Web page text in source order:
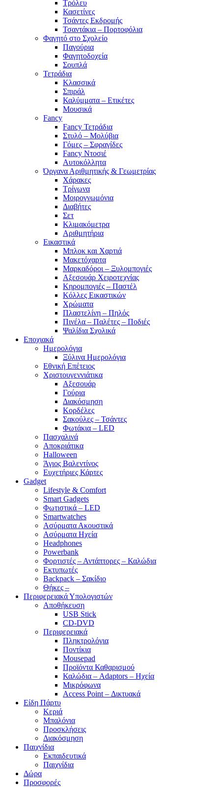
Τρόλευ
Κασετίνες
Τσάντες Εκδρομής
Τσαντάκια – Πορτοφόλια
Φαγητό στο Σχολείο
Παγούρια
Φαγητοδοχεία
Σουπλά
Τετράδια
Κλασσικά
Σπιράλ
Καλύμματα – Ετικέτες
Μουσικά
Fancy
Fancy Τετράδια
Στυλό – Μολύβια
Γόμες – Σφραγίδες
Fancy Ντοσιέ
Αυτοκόλλητα
Όργανα Αριθμητικής & Γεωμετρίας
Χάρακες
Τρίγωνα
Mοιρογνωμόνια
Διαβήτες
Σετ
Κλιμακόμετρα
Αριθμητήρια
Εικαστικά
Μπλοκ και Χαρτιά
Μακετόχαρτα
Μαρκαδόροι – Ξυλομπογιές
Αξεσουάρ Χειροτεχνίας
Κηρομπογιές – Παστέλ
Κόλλες Εικαστικών
Χρώματα
Πλαστελίνη – Πηλός
Πινέλα – Παλέτες – Ποδιές
Ψαλίδια Σχολικά
Εποχιακά
Ημερολόγια
Ξύλινα Ημερολόγια
Εθνική Επέτειος
Χριστουγεννιάτικα
Αξεσουάρ
Γούρια
Διακόσμηση
Κορδέλες
Σακούλες – Τσάντες
Φωτάκια – LED
Πασχαλινά
Αποκριάτικα
Halloween
Άγιος Βαλεντίνος
Ευχετήριες Κάρτες
Gadget
Lifestyle & Comfort
Smart Gadgets
Φωτιστικά – LED
Smartwatches
Ασύρματα Ακουστικά
Ασύρματα Ηχεία
Headphones
Powerbank
Φορτιστές – Αντάπτορες – Καλώδια
Εκτυπωτές
Backpack – Σακίδιο
Θήκες –
Περιφερειακά Υπολογιστών
Αποθήκευση
USB Stick
CD-DVD
Περιφερειακά
Πληκτρολόγια
Ποντίκια
Mousepad
Προϊόντα Καθαρισμού
Καλώδια – Adaptors – Ηχεία
Μικρόφωνα
Access Point – Δικτυακά
Είδη Πάρτυ
Κεριά
Μπαλόνια
Προσκλήσεις
Διακόσμηση
Παιχνίδια
Εκπαιδευτικά
Παιχνίδια
Δώρα
Προσφορές